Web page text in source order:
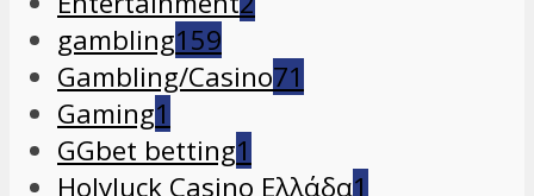
gambling159
Gambling/Casino71
Gaming1
GGbet betting1
Holyluck Casino Ελλάδα1